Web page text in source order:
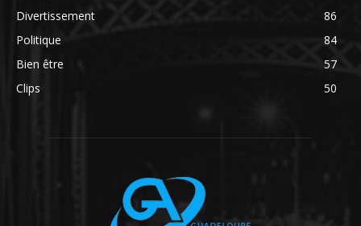
Divertissement
86
Politique
84
Bien être
57
Clips
50